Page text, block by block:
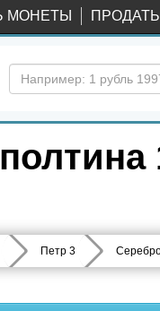
МОНЕТЫ
Петр 3